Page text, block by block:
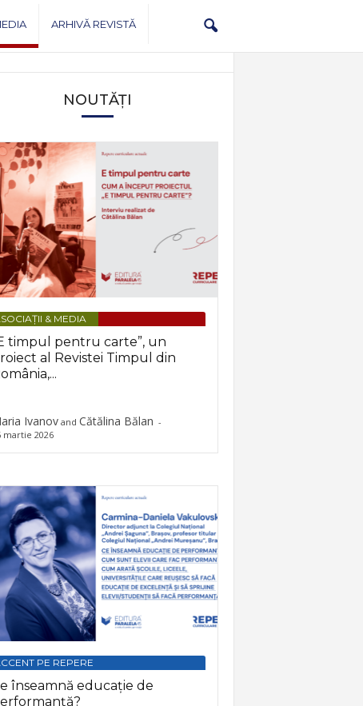
ARHIVĂ REVISTĂ
NOUTĂȚI
& MEDIA
timpul pentru carte”, un
al Revistei Timpul din
Ivanovand Cătălina Bălan -
martie 2026
PE REPERE
înseamnă educație de